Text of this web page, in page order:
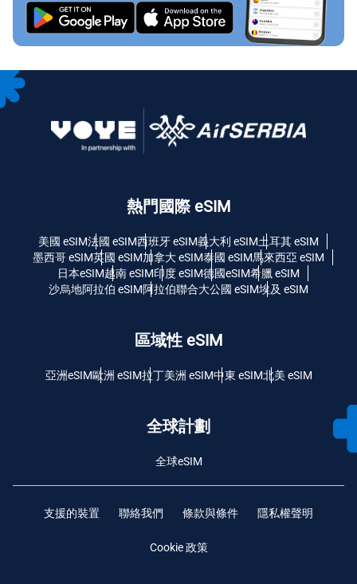
熱門國際 eSIM
美國 eSIM法國 eSIM西班牙 eSIM義大利 eSIM土耳其 eSIM
墨西哥 eSIM英國 eSIM加拿大 eSIM泰國 eSIM馬來西亞 eSIM
日本eSIM越南 eSIM印度 eSIM德國eSIM希臘 eSIM
沙烏地阿拉伯 eSIM阿拉伯聯合大公國 eSIM埃及 eSIM
區域性 eSIM
亞洲eSIM歐洲 eSIM拉丁美洲 eSIM中東 eSIM北美 eSIM
全球計劃
全球eSIM
支援的裝置 聯絡我們 條款與條件 隱私權聲明
Cookie 政策